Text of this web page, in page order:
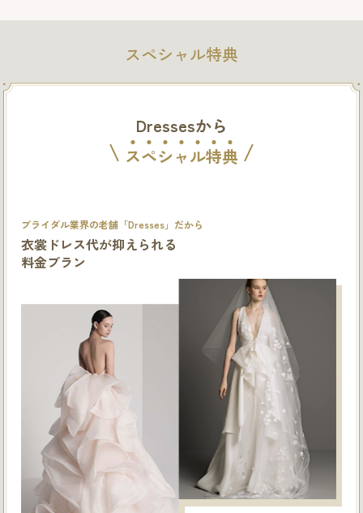
スペシャル特典
Dressesから
スペシャル特典
ブライダル業界の老舗「Dresses」だから
衣裳ドレス代が抑えられる
料金プラン